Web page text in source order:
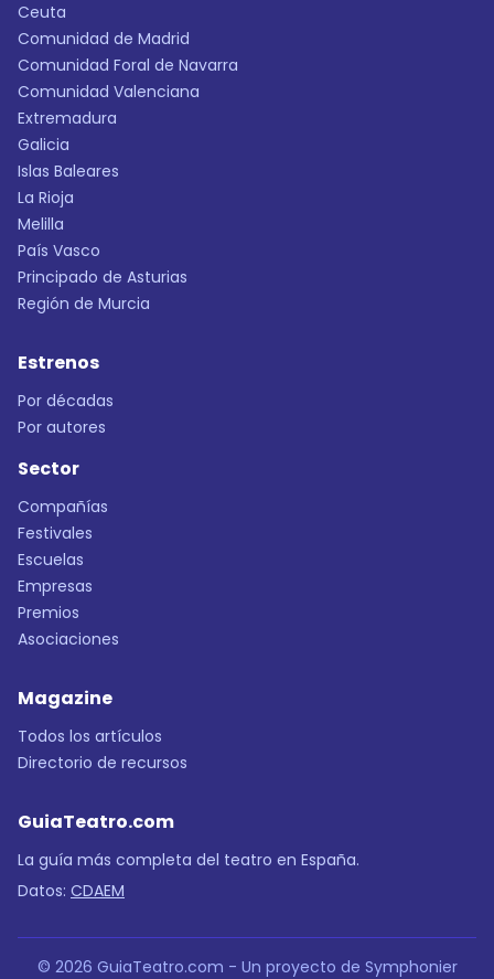
Ceuta
Comunidad de Madrid
Comunidad Foral de Navarra
Comunidad Valenciana
Extremadura
Galicia
Islas Baleares
La Rioja
Melilla
País Vasco
Principado de Asturias
Región de Murcia
Estrenos
Por décadas
Por autores
Sector
Compañías
Festivales
Escuelas
Empresas
Premios
Asociaciones
Magazine
Todos los artículos
Directorio de recursos
GuiaTeatro.com
La guía más completa del teatro en España.
Datos: CDAEM
© 2026 GuiaTeatro.com - Un proyecto de Symphonier